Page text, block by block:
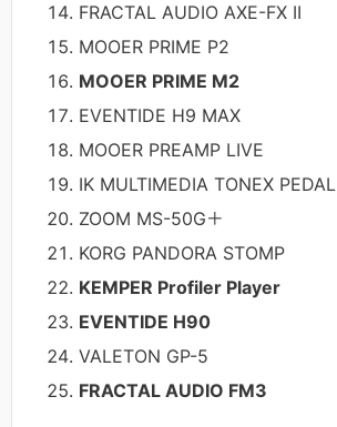
FRACTAL AUDIO AXE-FX II
MOOER PRIME P2
MOOER PRIME M2
EVENTIDE H9 MAX
MOOER PREAMP LIVE
IK MULTIMEDIA TONEX PEDAL
ZOOM MS-50G＋
KORG PANDORA STOMP
KEMPER Profiler Player
EVENTIDE H90
VALETON GP-5
FRACTAL AUDIO FM3